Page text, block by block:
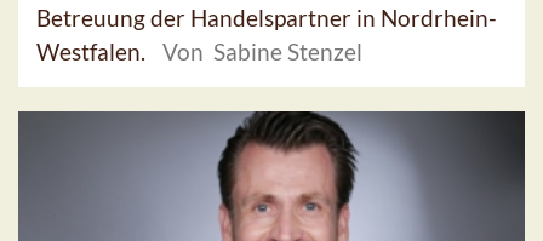
Betreuung der Handelspartner in Nordrhein-
Westfalen.
Von Sabine Stenzel